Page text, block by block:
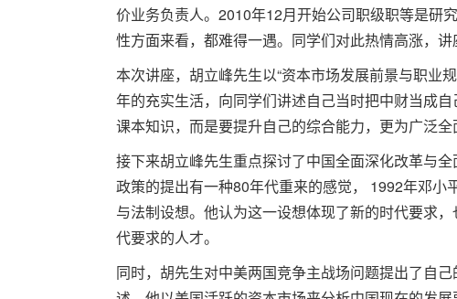
价业务负责人。2010年12月开始公司职级职等是研
性方面来看，都难得一遇。同学们对此热情高涨，讲
本次讲座，胡立峰先生以“资本市场发展前景与职业
年的充实生活，向同学们讲述自己当时把中财当成
课本知识，而是要提升自己的综合能力，更为广泛全
接下来胡立峰先生重点探讨了中国全面深化改革与
政策的提出有一种80年代重来的感觉， 1992年邓
与法制设想。他认为这一设想体现了新的时代要求
代要求的人才。
同时，胡先生对中美两国竞争主战场问题提出了自